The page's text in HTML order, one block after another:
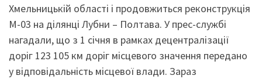
Хмельницькій області і продовжиться реконструкція
М-03 на ділянці Лубни – Полтава. У прес-службі
нагадали, що з 1 січня в рамках децентралізації
доріг 123 105 км доріг місцевого значення передано
у відповідальність місцевої влади. Зараз